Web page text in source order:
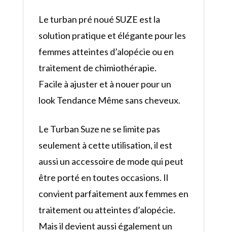
Le turban pré noué SUZE est la
solution pratique et élégante pour les
femmes atteintes d’alopécie ou en
traitement de chimiothérapie.
Facile à ajuster et à nouer pour un
look Tendance Même sans cheveux.
Le Turban Suze ne se limite pas
seulement à cette utilisation, il est
aussi un accessoire de mode qui peut
être porté en toutes occasions. Il
convient parfaitement aux femmes en
traitement ou atteintes d’alopécie.
Mais il devient aussi également un